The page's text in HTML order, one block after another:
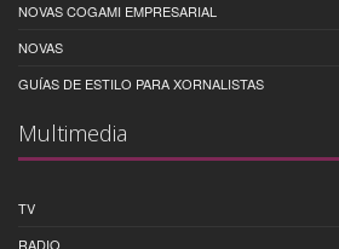
NOVAS COGAMI EMPRESARIAL
NOVAS
GUÍAS DE ESTILO PARA XORNALISTAS
Multimedia
TV
RADIO